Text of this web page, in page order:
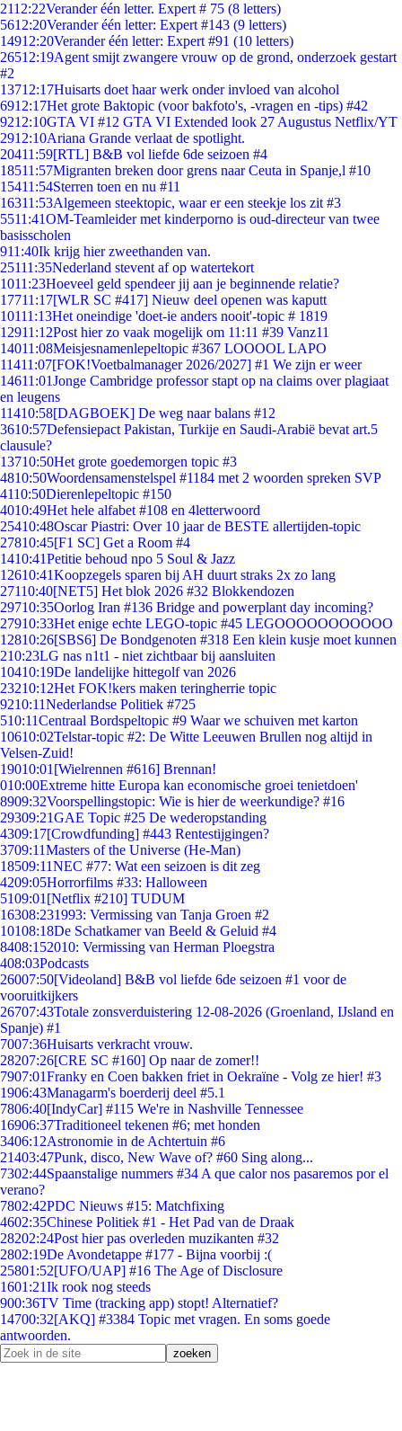
2112:22Verander één letter. Expert # 75 (8 letters)
5612:20Verander één letter: Expert #143 (9 letters)
14912:20Verander één letter: Expert #91 (10 letters)
26512:19Agent smijt zwangere vrouw op de grond, onderzoek gestart
#2
13712:17Huisarts doet haar werk onder invloed van alcohol
6912:17Het grote Baktopic (voor bakfoto's, -vragen en -tips) #42
9212:10GTA VI #12 GTA VI Extended look 27 Augustus Netflix/YT
2912:10Ariana Grande verlaat de spotlight.
20411:59[RTL] B&B vol liefde 6de seizoen #4
18511:57Migranten breken door grens naar Ceuta in Spanje,l #10
15411:54Sterren toen en nu #11
16311:53Algemeen steektopic, waar er een steekje los zit #3
5511:41OM-Teamleider met kinderporno is oud-directeur van twee
basisscholen
911:40Ik krijg hier zweethanden van.
25111:35Nederland stevent af op watertekort
1011:23Hoeveel geld spendeer jij aan je beginnende relatie?
17711:17[WLR SC #417] Nieuw deel openen was kaputt
10111:13Het oneindige 'doet-ie anders nooit'-topic # 1819
12911:12Post hier zo vaak mogelijk om 11:11 #39 Vanz11
14011:08Meisjesnamenlepeltopic #367 LOOOOL LAPO
11411:07[FOK!Voetbalmanager 2026/2027] #1 We zijn er weer
14611:01Jonge Cambridge professor stapt op na claims over plagiaat
en leugens
11410:58[DAGBOEK] De weg naar balans #12
3610:57Defensiepact Pakistan, Turkije en Saudi-Arabië bevat art.5
clausule?
13710:50Het grote goedemorgen topic #3
4810:50Woordensamenstelspel #1184 met 2 woorden spreken SVP
4110:50Dierenlepeltopic #150
4010:49Het hele alfabet #108 en 4letterwoord
25410:48Oscar Piastri: Over 10 jaar de BESTE allertijden-topic
27810:45[F1 SC] Get a Room #4
1410:41Petitie behoud npo 5 Soul & Jazz
12610:41Koopzegels sparen bij AH duurt straks 2x zo lang
27110:40[NET5] Het blok 2026 #32 Blokkendozen
29710:35Oorlog Iran #136 Bridge and powerplant day incoming?
27910:33Het enige echte LEGO-topic #45 LEGOOOOOOOOOOO
12810:26[SBS6] De Bondgenoten #318 Een klein kusje moet kunnen
210:23LG nas n1t1 - niet zichtbaar bij aansluiten
10410:19De landelijke hittegolf van 2026
23210:12Het FOK!kers maken teringherrie topic
9210:11Nederlandse Politiek #725
510:11Centraal Bordspeltopic #9 Waar we schuiven met karton
10610:02Telstar-topic #2: De Witte Leeuwen Brullen nog altijd in
Velsen-Zuid!
19010:01 [Wielrennen #616] Brennan!
010:00Extreme hitte Europa kan economische groei tenietdoen'
8909:32Voorspellingstopic: Wie is hier de weerkundige? #16
29309:21GAE Topic #25 De wederopstanding
4309:17[Crowdfunding] #443 Rentestijgingen?
3709:11Masters of the Universe (He-Man)
18509:11NEC #77: Wat een seizoen is dit zeg
4209:05Horrorfilms #33: Halloween
5109:01 [Netflix #210] TUDUM
16308:231993: Vermissing van Tanja Groen #2
10108:18De Schatkamer van Beeld & Geluid #4
8408:152010: Vermissing van Herman Ploegstra
408:03Podcasts
26007:50[Videoland] B&B vol liefde 6de seizoen #1 voor de
vooruitkijkers
26707:43Totale zonsverduistering 12-08-2026 (Groenland, IJsland en
Spanje) #1
7007:36Huisarts verkracht vrouw.
28207:26[CRE SC #160] Op naar de zomer!!
7907:01Franky en Coen bakken friet in Oekraïne - Volg ze hier! #3
1906:43Managarm's boerderij deel #5.1
7806:40[IndyCar] #115 We're in Nashville Tennessee
16906:37Traditioneel tekenen #6; met honden
3406:12Astronomie in de Achtertuin #6
21403:47Punk, disco, New Wave of? #60 Sing along...
7302:44Spaanstalige nummers #34 A que calor nos pasaremos por el
verano?
7802:42PDC Nieuws #15: Matchfixing
4602:35Chinese Politiek #1 - Het Pad van de Draak
28202:24Post hier pas overleden muzikanten #32
2802:19De Avondetappe #177 - Bijna voorbij :(
25801:52[UFO/UAP] #16 The Age of Disclosure
1601:21Ik rook nog steeds
900:36TV Time (tracking app) stopt! Alternatief?
14700:32[AKQ] #3384 Topic met vragen. En soms goede
antwoorden.